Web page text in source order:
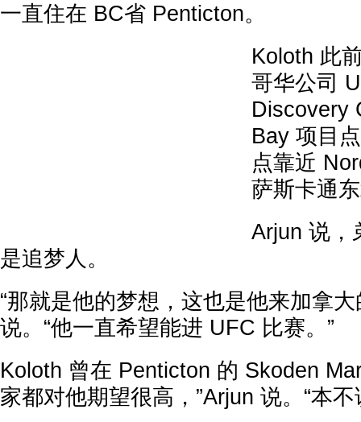
一直住在 BC省 Penticton。
Koloth 此
哥华公司
Discovery
Bay 项目
点靠近
萨斯卡通
Arjun 说，
是追梦人。
“那就是他的梦想，这也是他来加拿
说。“他一直希望能进 UFC 比赛。”
Koloth 曾在 Penticton 的 Skoden
家都对他期望很高，”Arjun 说。“本